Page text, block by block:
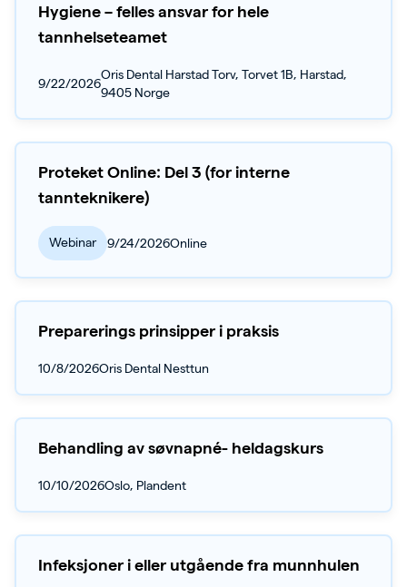
Hygiene – felles ansvar for hele
tannhelseteamet
9/22/2026
Oris Dental Harstad Torv, Torvet 1B, Harstad,
9405 Norge
Proteket Online: Del 3 (for interne
tannteknikere)
Webinar 9/24/2026Online
Preparerings prinsipper i praksis
10/8/2026Oris Dental Nesttun
Behandling av søvnapné- heldagskurs
10/10/2026Oslo, Plandent
Infeksjoner i eller utgående fra munnhulen